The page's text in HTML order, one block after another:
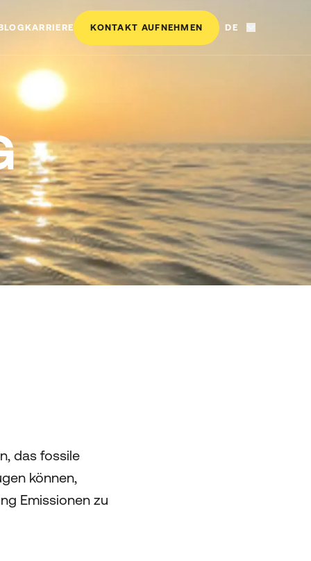
KARRIERE KONTAKT AUFNEHMEN DE
das fossile
können,
Emissionen zu